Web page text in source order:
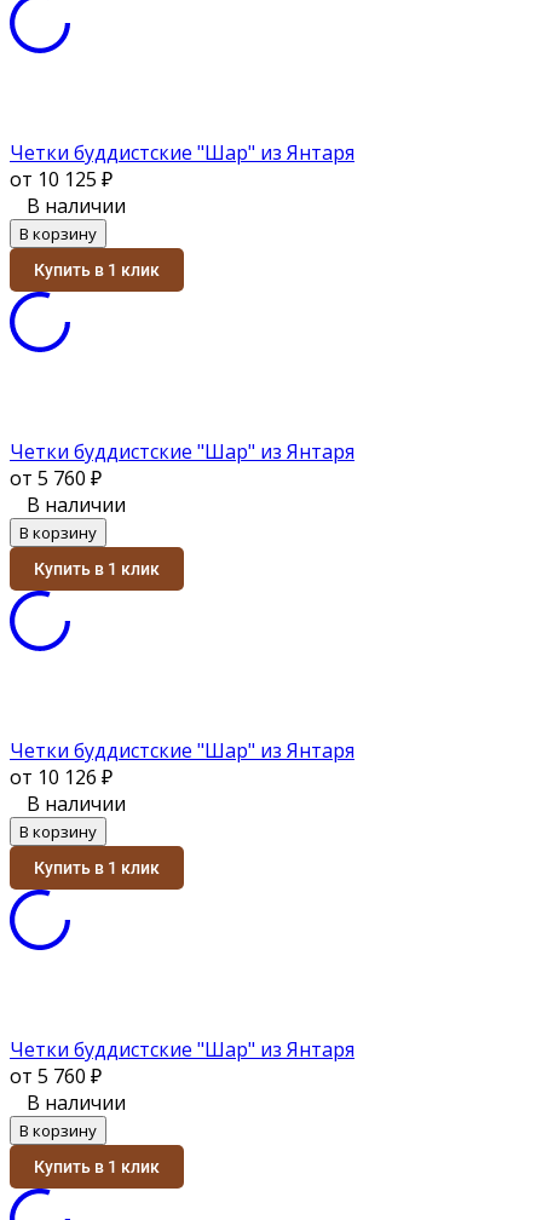
Четки буддистские "Шар" из Янтаря
от 10 125 ₽
В наличии
В корзину
Купить в 1 клик
Четки буддистские "Шар" из Янтаря
от 5 760 ₽
В наличии
В корзину
Купить в 1 клик
Четки буддистские "Шар" из Янтаря
от 10 126 ₽
В наличии
В корзину
Купить в 1 клик
Четки буддистские "Шар" из Янтаря
от 5 760 ₽
В наличии
В корзину
Купить в 1 клик